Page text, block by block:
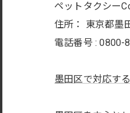
ペットタクシー
住所： 東京都墨
電話番号 :0800-
墨田区で対応す